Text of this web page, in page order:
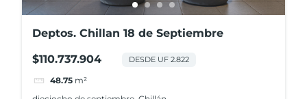
Deptos. Chillan 18 de Septiembre
$110.737.904 DESDE UF 2.822
48.75 m²